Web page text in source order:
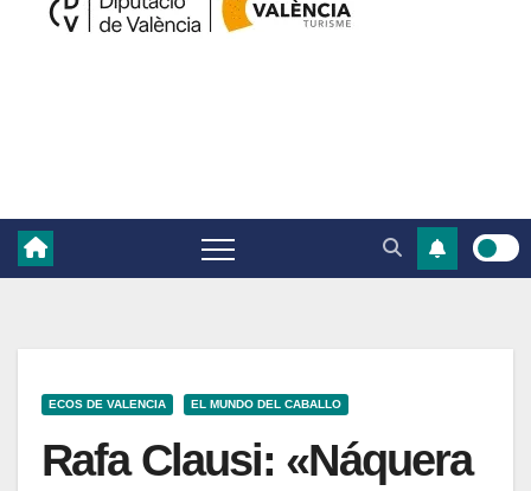
ECOS DE VALENCIA EL MUNDO DEL CABALLO
Rafa Clausi: «Náquera